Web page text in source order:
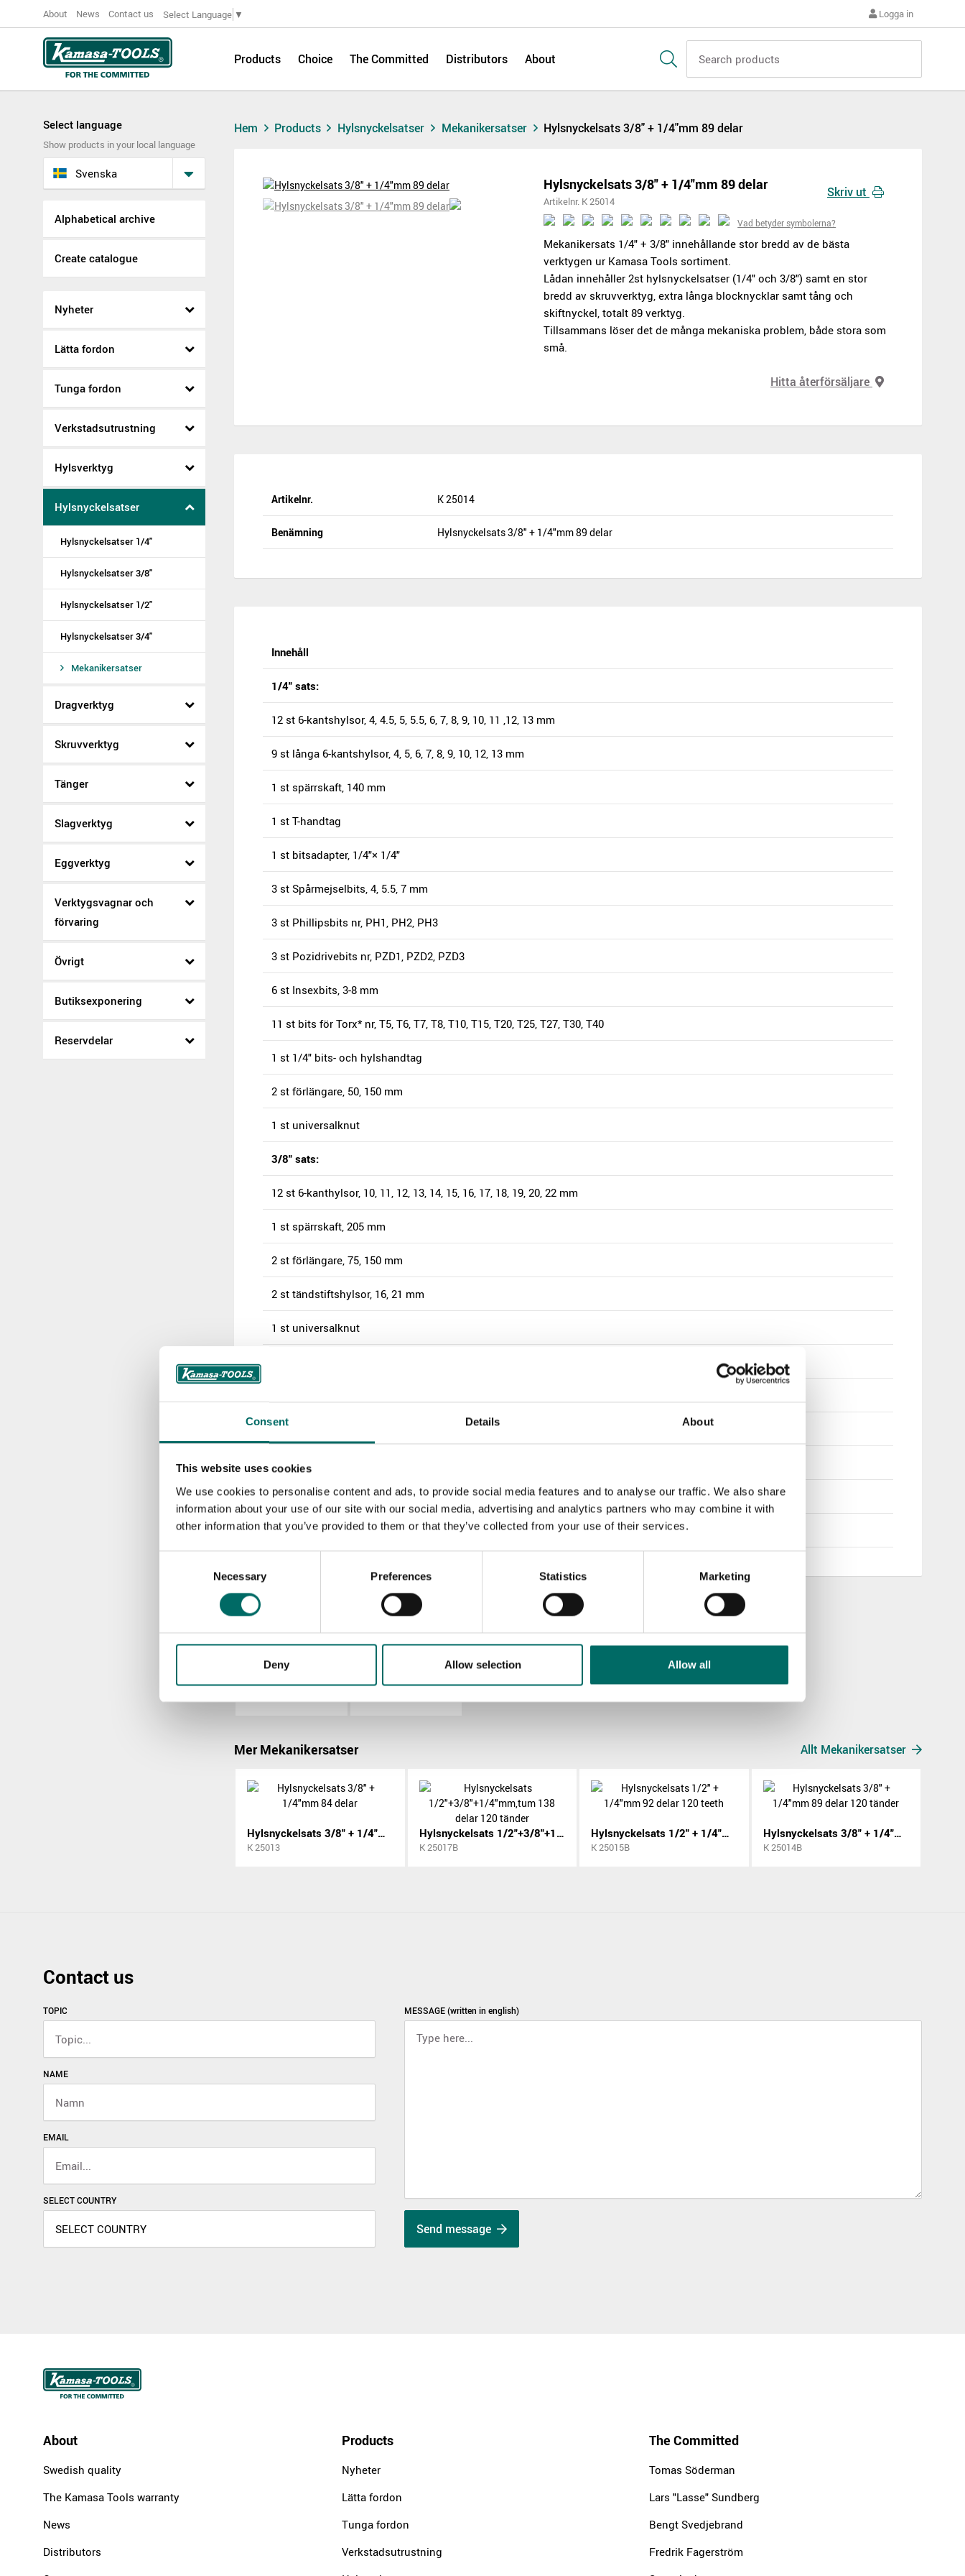
Consent Details About
This website uses cookies
We use cookies to personalise content and ads, to provide social media features and to analyse our traffic. We also share
information about your use of our site with our social media, advertising and analytics partners who may combine it with
other information that you’ve provided to them or that they’ve collected from your use of their services.
Necessary Preferences Statistics Marketing
Deny Allow selection Allow all
About News Contact us Select Language ▼ Logga in
Products Choice The Committed Distributors About
Select language
Show products in your local language
Svenska
Alphabetical archive
Create catalogue
Nyheter
Lätta fordon
Tunga fordon
Verkstadsutrustning
Hylsverktyg
Hylsnyckelsatser
Hylsnyckelsatser 1/4"
Hylsnyckelsatser 3/8"
Hylsnyckelsatser 1/2"
Hylsnyckelsatser 3/4"
Mekanikersatser
Dragverktyg
Skruvverktyg
Tänger
Slagverktyg
Eggverktyg
Verktygsvagnar och
förvaring
Övrigt
Butiksexponering
Reservdelar
Hem Products Hylsnyckelsatser Mekanikersatser Hylsnyckelsats 3/8" + 1/4"mm 89 delar
Hylsnyckelsats 3/8" + 1/4"mm 89 delar
Artikelnr. K 25014
Vad betyder symbolerna?
Mekanikersats 1/4" + 3/8" innehållande stor bredd av de bästa
verktygen ur Kamasa Tools sortiment.
Lådan innehåller 2st hylsnyckelsatser (1/4" och 3/8") samt en stor
bredd av skruvverktyg, extra långa blocknycklar samt tång och
skiftnyckel, totalt 89 verktyg.
Tillsammans löser det de många mekaniska problem, både stora som
små.
Skriv ut
Hitta återförsäljare
Artikelnr. K 25014
Benämning Hylsnyckelsats 3/8" + 1/4"mm 89 delar
Innehåll
1/4" sats:
12 st 6-kantshylsor, 4, 4.5, 5, 5.5, 6, 7, 8, 9, 10, 11 ,12, 13 mm
9 st långa 6-kantshylsor, 4, 5, 6, 7, 8, 9, 10, 12, 13 mm
1 st spärrskaft, 140 mm
1 st T-handtag
1 st bitsadapter, 1/4"× 1/4"
3 st Spårmejselbits, 4, 5.5, 7 mm
3 st Phillipsbits nr, PH1, PH2, PH3
3 st Pozidrivebits nr, PZD1, PZD2, PZD3
6 st Insexbits, 3-8 mm
11 st bits för Torx* nr, T5, T6, T7, T8, T10, T15, T20, T25, T27, T30, T40
1 st 1/4" bits- och hylshandtag
2 st förlängare, 50, 150 mm
1 st universalknut
3/8" sats:
12 st 6-kanthylsor, 10, 11, 12, 13, 14, 15, 16, 17, 18, 19, 20, 22 mm
1 st spärrskaft, 205 mm
2 st förlängare, 75, 150 mm
2 st tändstiftshylsor, 16, 21 mm
1 st universalknut
1 st skiftnyckel, 8"
1 st Phillipsmejsel nr, PH2
1 st Spårmejsel, 6,5 x 150
1 st kombinationstång, 180 mm
Reservdelar
Lås till K 25006-18 (1st) Tom box till K 25014
Mer Mekanikersatser Allt Mekanikersatser
Hylsnyckelsats 3/8" + 1/4"mm 84 delar
K 25013
Hylsnyckelsats 1/2"+3/8"+1/4"mm,tum 138 delar 120 tänder
K 25017B
Hylsnyckelsats 1/2" + 1/4"mm 92 delar 120 teeth
K 25015B
Hylsnyckelsats 3/8" + 1/4"mm 89 delar 120 tänder
K 25014B
Contact us
TOPIC
NAME
EMAIL
SELECT COUNTRY
MESSAGE (written in english)
Send message
About
Swedish quality
The Kamasa Tools warranty
News
Distributors
Products
Nyheter
Lätta fordon
Tunga fordon
Verkstadsutrustning
The Committed
Tomas Söderman
Lars "Lasse" Sundberg
Bengt Svedjebrand
Fredrik Fagerström